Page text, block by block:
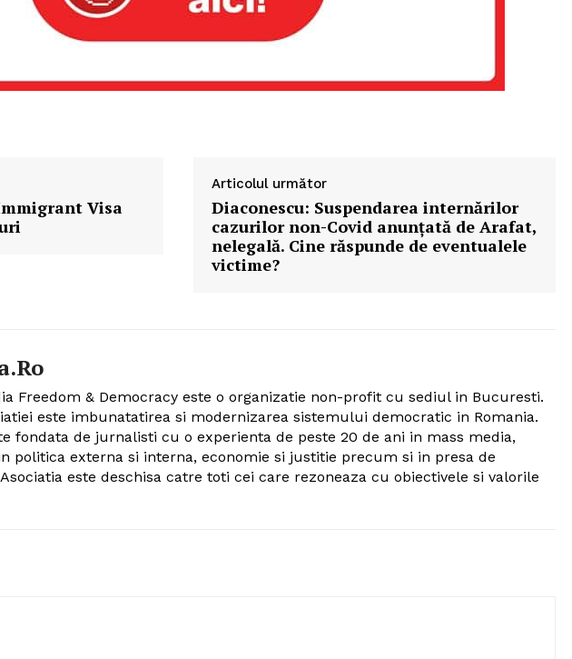
Visa
Articolul următor
Diaconescu: Suspendarea internărilor
cazurilor non-Covid anunţată de Arafat,
nelegală. Cine răspunde de eventualele
victime?
Freedom & Democracy este o organizatie non-profit cu sediul in Bucuresti.
este imbunatatirea si modernizarea sistemului democratic in Romania.
fondata de jurnalisti cu o experienta de peste 20 de ani in mass media,
politica externa si interna, economie si justitie precum si in presa de
este deschisa catre toti cei care rezoneaza cu obiectivele si valorile